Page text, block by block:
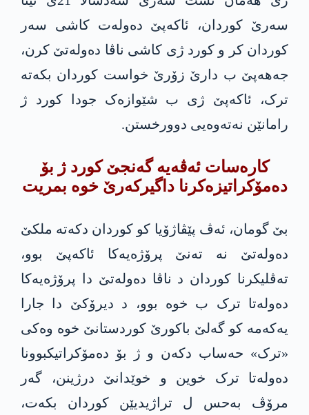
سەرێ کوردان، ئاکەپێ دەولەت کاشی سەر
کوردان کر و کورد ژی کاشی ناڤا دەولەتێ کرن،
جەهەپێ ب دارێ زۆرێ خواست کوردان بکەتە
ترک، ئاکەپێ ژی ب شێوازەک جودا کورد ژ
رامانێن نەتەوه‌یی دوورخستن.
كاره‌سات ئه‌ڤه‌یه‌ گه‌نجێ كورد ژ بۆ
ده‌مۆكراتیزه‌كرنا داگیركه‌رێ خوه‌ بمریت
بێ گومان، ئەڤ پێڤاژۆیا کو کوردان دکەتە ملکێ
دەولەتێ نە تەنێ پرۆژەیەکا ئاکەپێ بوو،
تەڤلیکرنا کوردان د ناڤا دەولەتێ دا پرۆژەیەکا
دەولەتا ترک ب خوە بوو، د دیرۆکێ دا جارا
یەکەمە کو گەلێ باکورێ کوردستانێ خوە وەکی
«ترک» حەساب دکەن و ژ بۆ دەمۆکراتیکبوونا
دەولەتا ترک خوین و خوێدانێ درژینن، گەر
مرۆڤ بەحس ل تراژیدیێن کوردان بکەت،